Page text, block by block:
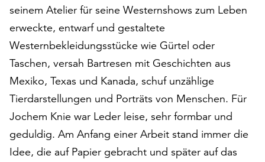
jederzeit
ändern
und
widerrufen.
Dafür
steht
Ihnen
am
Ende
der
Seite
seinem Atelier für seine Westernshows zum Leben
erweckte, entwarf und gestaltete
Westernbekleidungsstücke wie Gürtel oder
Taschen, versah Bartresen mit Geschichten aus
Mexiko, Texas und Kanada, schuf unzählige
Tierdarstellungen und Porträts von Menschen. Für
Jochem Knie war Leder leise, sehr formbar und
geduldig. Am Anfang einer Arbeit stand immer die
Idee, die auf Papier gebracht und später auf das